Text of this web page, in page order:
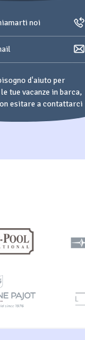
noi
d'aiuto per
tue vacanze in barca,
esitare a contattarci